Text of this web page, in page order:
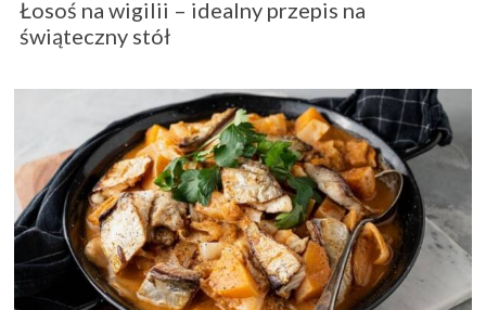
Łosoś na wigilii – idealny przepis na
świąteczny stół